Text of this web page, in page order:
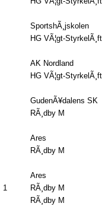
SportshÃ¸jskolen
HG VÃ¦gt-StyrkelÃ¸ft
AK Nordland
HG VÃ¦gt-StyrkelÃ¸ft
GudenÃ¥dalens SK
RÃ¸dby M
Ares
RÃ¸dby M
Ares
1 RÃ¸dby M
RÃ¸dby M